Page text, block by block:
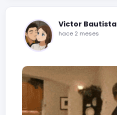
Victor Bautista
hace 2 meses